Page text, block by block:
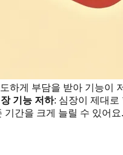
하게 부담을 받아 기능이
기능 저하: 심장이 제대로
기간을 크게 늘릴 수 있어요